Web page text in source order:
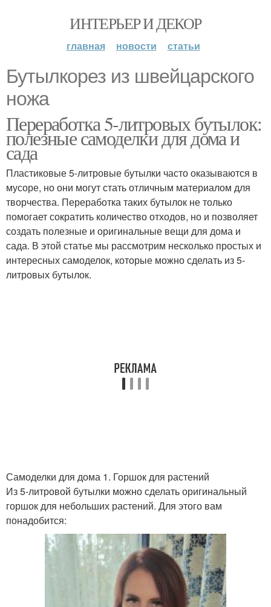
ИНТЕРЬЕР И ДЕКОР
главная новости статьи
Бутылкорез из швейцарского
ножа
Переработка 5-литровых бутылок:
полезные самоделки для дома и
сада
Пластиковые 5-литровые бутылки часто оказываются в
мусоре, но они могут стать отличным материалом для
творчества. Переработка таких бутылок не только
помогает сократить количество отходов, но и позволяет
создать полезные и оригинальные вещи для дома и
сада. В этой статье мы рассмотрим несколько простых и
интересных самоделок, которые можно сделать из 5-
литровых бутылок.
Самоделки для дома 1. Горшок для растений
Из 5-литровой бутылки можно сделать оригинальный
горшок для небольших растений. Для этого вам
понадобится: